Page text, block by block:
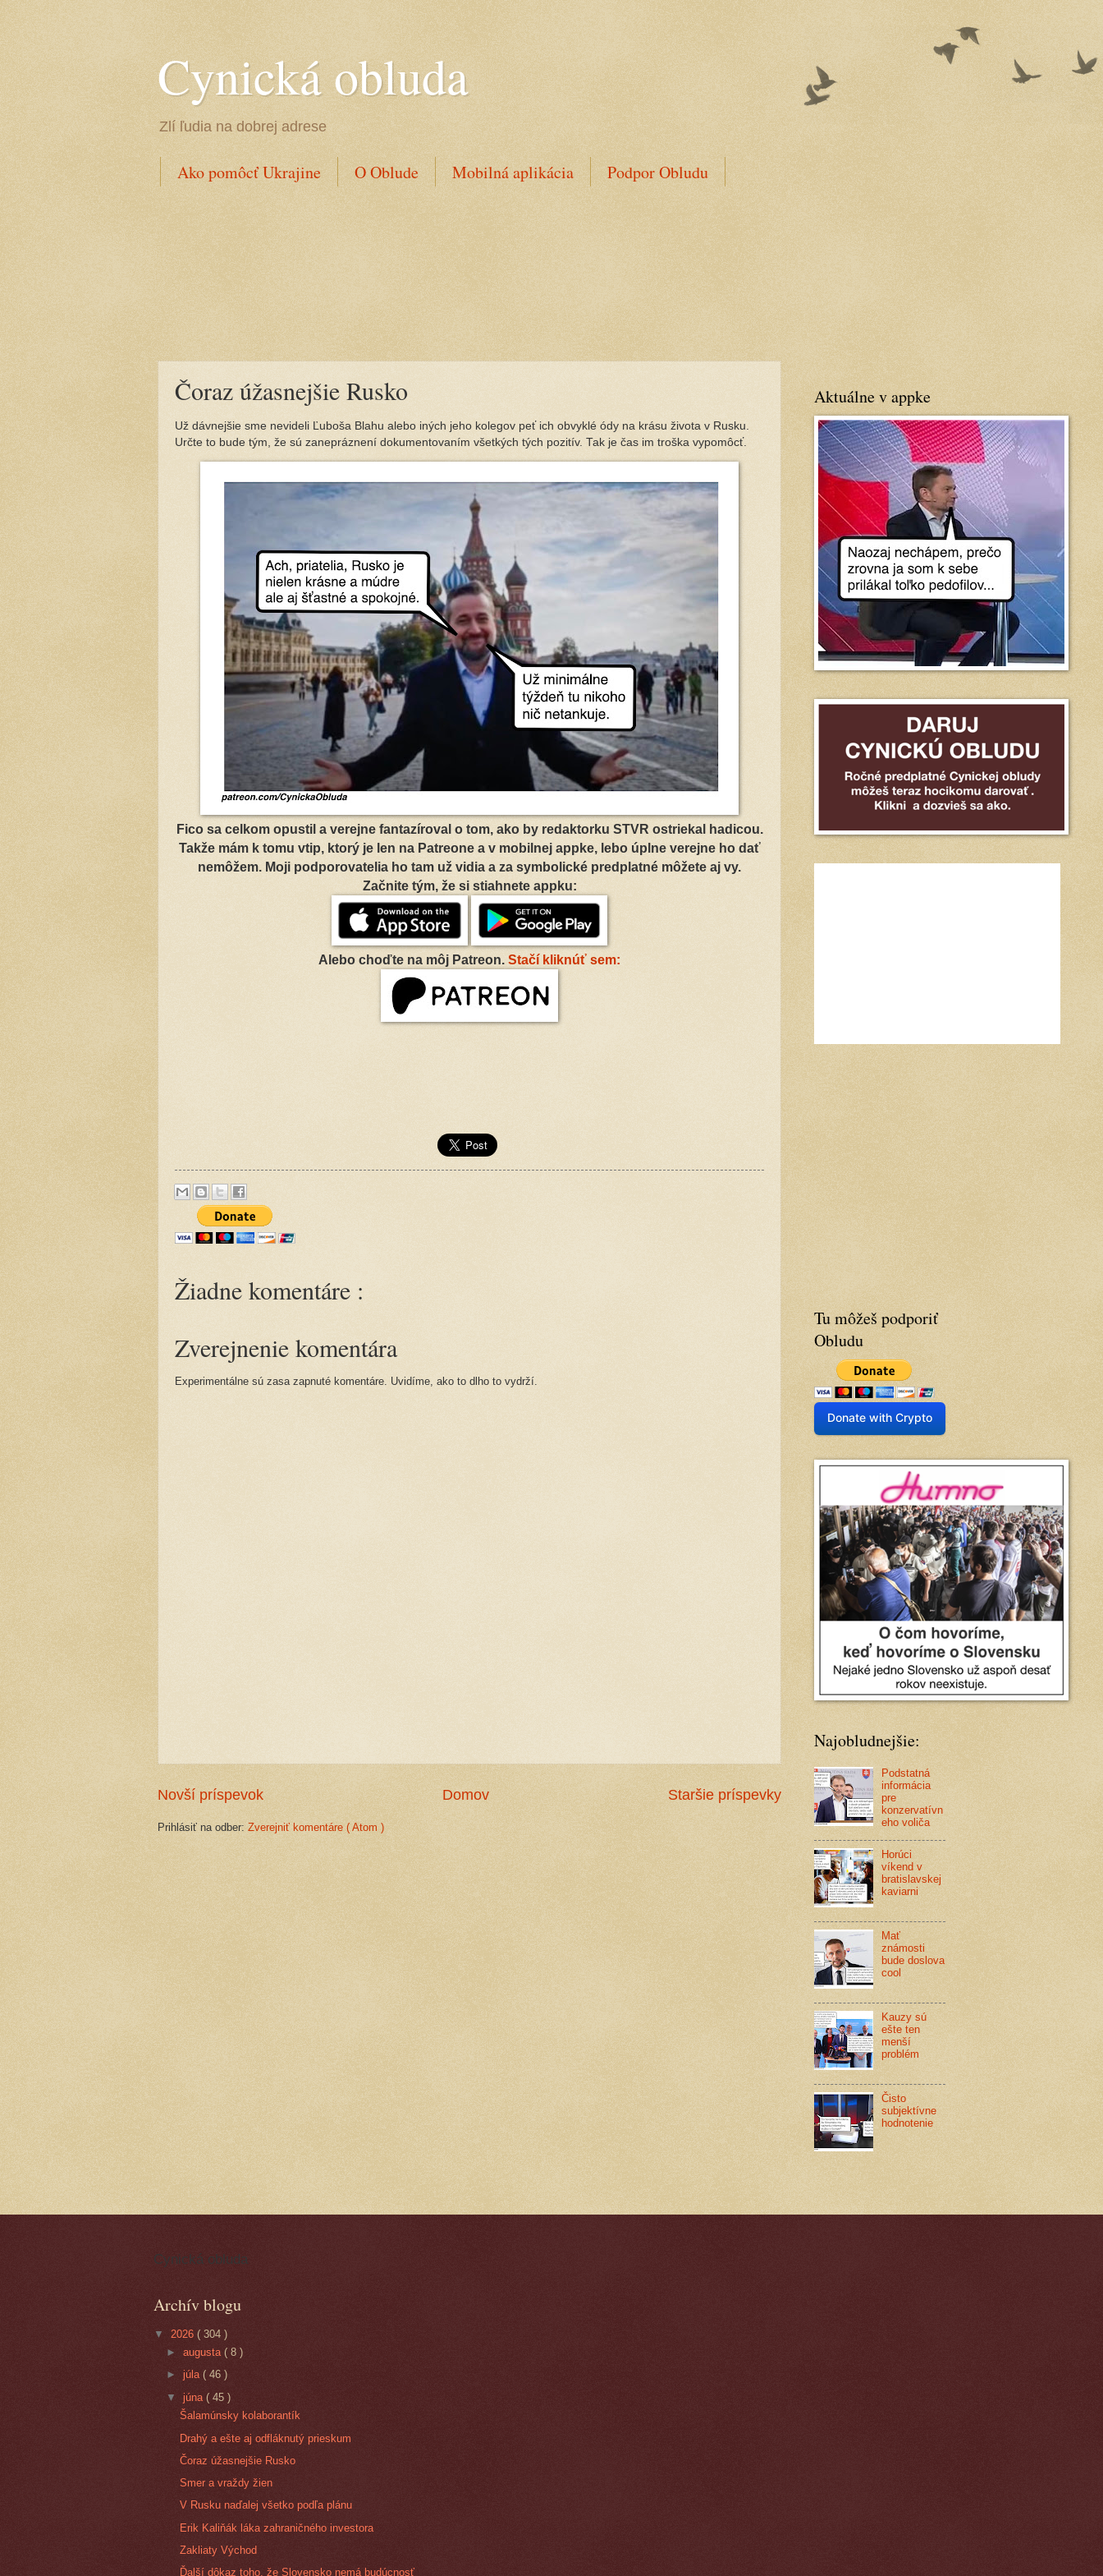
Cynická obluda
Zlí ľudia na dobrej adrese
Ako pomôcť Ukrajine O Oblude Mobilná aplikácia Podpor Obludu
Čoraz úžasnejšie Rusko
Už dávnejšie sme nevideli Ľuboša Blahu alebo iných jeho kolegov peť ich obvyklé ódy na krásu života v Rusku.
Určte to bude tým, že sú zanepráznení dokumentovaním všetkých tých pozitív. Tak je čas im troška vypomôcť.
Fico sa celkom opustil a verejne fantazíroval o tom, ako by redaktorku STVR ostriekal hadicou.
Takže mám k tomu vtip, ktorý je len na Patreone a v mobilnej appke, lebo úplne verejne ho dať
nemôžem. Moji podporovatelia ho tam už vidia a za symbolické predplatné môžete aj vy.
Začnite tým, že si stiahnete appku:
Alebo choďte na môj Patreon. Stačí kliknúť sem:
Žiadne komentáre :
Zverejnenie komentára
Experimentálne sú zasa zapnuté komentáre. Uvidíme, ako to dlho to vydrží.
Novší príspevok Staršie príspevky
Domov
Prihlásiť na odber: Zverejniť komentáre ( Atom )
Aktuálne v appke
Tu môžeš podporiť
Obludu
Donate with Crypto
Najobludnejšie:
Podstatná
informácia
pre
konzervatívn
eho voliča
Horúci
víkend v
bratislavskej
kaviarni
Mať
známosti
bude doslova
cool
Kauzy sú
ešte ten
menší
problém
Čisto
subjektívne
hodnotenie
Cynická obluda
Archív blogu
▼ 2026 ( 304 )
►augusta( 8 )
►júla( 46 )
▼júna( 45 )
Šalamúnsky kolaborantík
Drahý a ešte aj odfláknutý prieskum
Čoraz úžasnejšie Rusko
Smer a vraždy žien
V Rusku naďalej všetko podľa plánu
Erik Kaliňák láka zahraničného investora
Zakliaty Východ
Ďalší dôkaz toho, že Slovensko nemá budúcnosť